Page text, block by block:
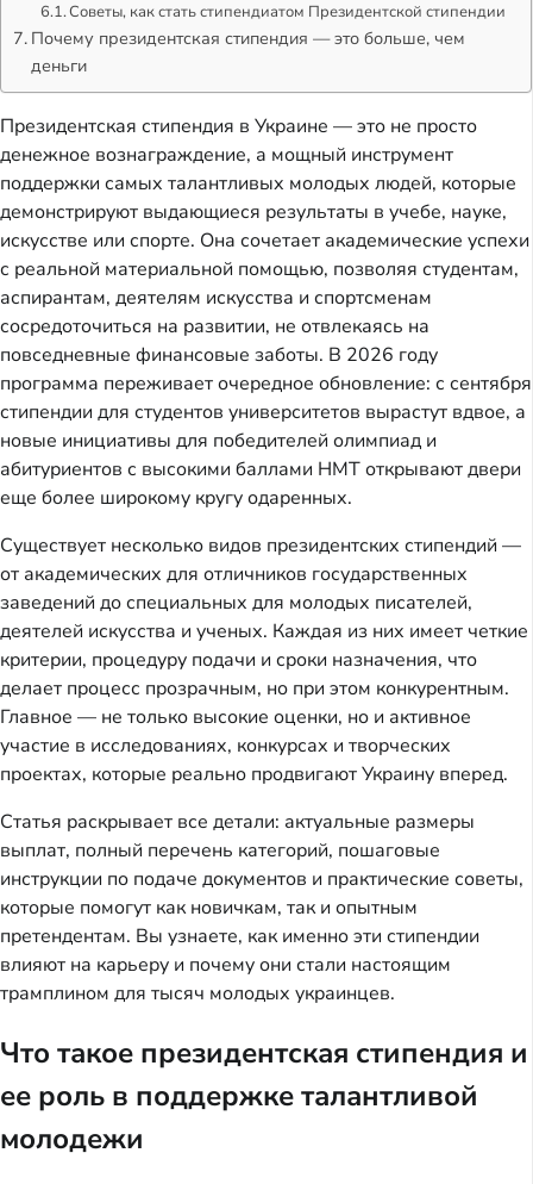
Советы, как стать стипендиатом Президентской стипендии
Почему президентская стипендия — это больше, чем
деньги
Президентская стипендия в Украине — это не просто
денежное вознаграждение, а мощный инструмент
поддержки самых талантливых молодых людей, которые
демонстрируют выдающиеся результаты в учебе, науке,
искусстве или спорте. Она сочетает академические успехи
с реальной материальной помощью, позволяя студентам,
аспирантам, деятелям искусства и спортсменам
сосредоточиться на развитии, не отвлекаясь на
повседневные финансовые заботы. В 2026 году
программа переживает очередное обновление: с сентября
стипендии для студентов университетов вырастут вдвое, а
новые инициативы для победителей олимпиад и
абитуриентов с высокими баллами НМТ открывают двери
еще более широкому кругу одаренных.
Существует несколько видов президентских стипендий —
от академических для отличников государственных
заведений до специальных для молодых писателей,
деятелей искусства и ученых. Каждая из них имеет четкие
критерии, процедуру подачи и сроки назначения, что
делает процесс прозрачным, но при этом конкурентным.
Главное — не только высокие оценки, но и активное
участие в исследованиях, конкурсах и творческих
проектах, которые реально продвигают Украину вперед.
Статья раскрывает все детали: актуальные размеры
выплат, полный перечень категорий, пошаговые
инструкции по подаче документов и практические советы,
которые помогут как новичкам, так и опытным
претендентам. Вы узнаете, как именно эти стипендии
влияют на карьеру и почему они стали настоящим
трамплином для тысяч молодых украинцев.
Что такое президентская стипендия и
ее роль в поддержке талантливой
молодежи